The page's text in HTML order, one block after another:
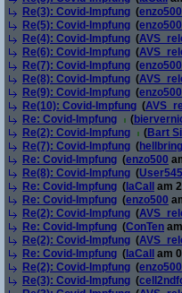
Re(3): Covid-Impfung (enzo500
Re(5): Covid-Impfung (enzo500
Re(4): Covid-Impfung (
Re(6): Covid-Impfung (
Re(7): Covid-Impfung (enzo500
Re(8): Covid-Impfung (
Re(9): Covid-Impfung (enzo500
Re(10): Covid-Impfung (
Re: Covid-Impfung
(
Re(2): Covid-Impfung
(Bart
Re(7): Covid-Impfung (
Re: Covid-Impfung (enzo500
Re(8): Covid-Impfung (
Re: Covid-Impfung ( laCall
am
Re: Covid-Impfung (enzo500
Re(2): Covid-Impfung (
Re: Covid-Impfung (ConTen
Re(2): Covid-Impfung (
Re: Covid-Impfung ( laCall
am
Re(2): Covid-Impfung (enzo500
Re(3): Covid-Impfung (